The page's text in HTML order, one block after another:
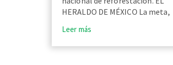
HERALDO DE MÉXICO La meta,
Leer más